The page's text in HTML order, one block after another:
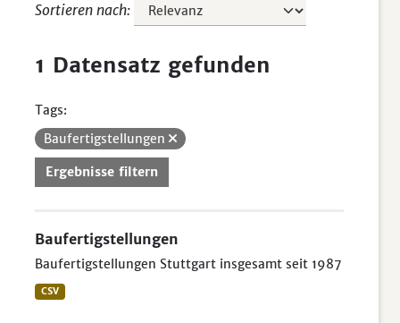
Sortieren nach
1 Datensatz gefunden
Tags:
Baufertigstellungen
Ergebnisse filtern
Baufertigstellungen
Baufertigstellungen Stuttgart insgesamt seit 1987
CSV